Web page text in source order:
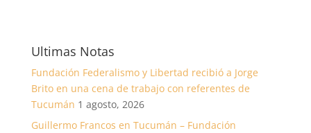
Ultimas Notas
Fundación Federalismo y Libertad recibió a Jorge
Brito en una cena de trabajo con referentes de
Tucumán 1 agosto, 2026
Guillermo Francos en Tucumán – Fundación